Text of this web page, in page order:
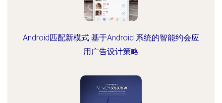
Android匹配新模式 基于Android 系统的智能约会应
用广告设计策略